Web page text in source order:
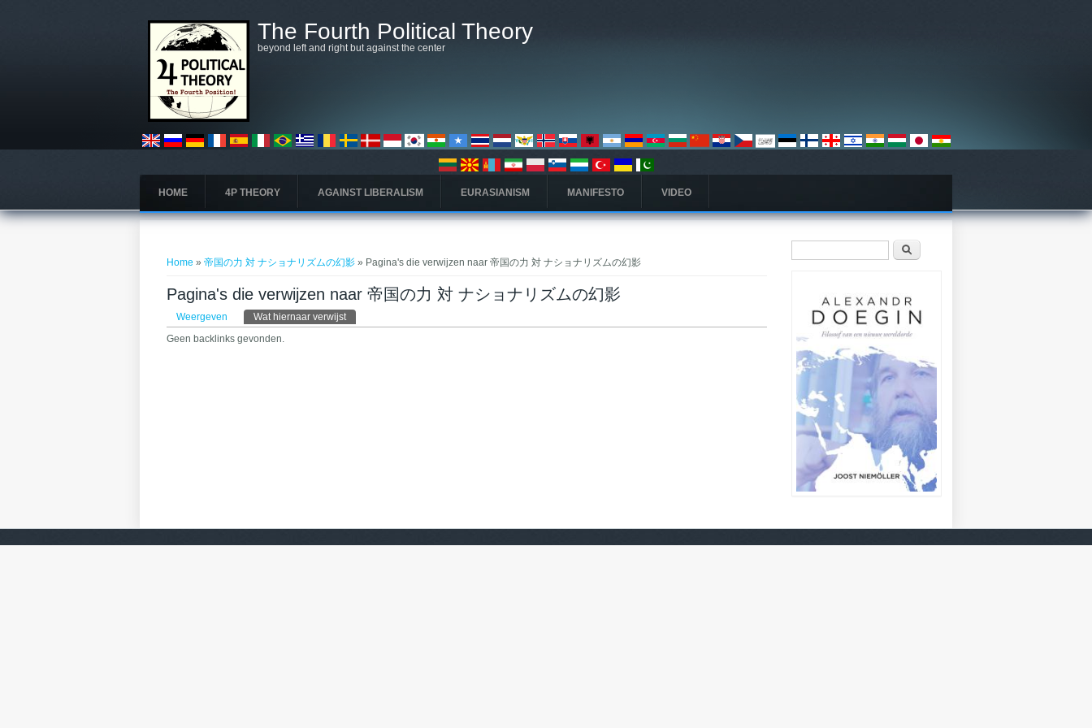
The Fourth Political Theory
beyond left and right but against the center
HOME 4P THEORY AGAINST LIBERALISM EURASIANISM MANIFESTO VIDEO
Home »帝国の力 対 ナショナリズムの幻影 » Pagina's die verwijzen naar 帝国の力 対 ナショナリズムの幻影
Pagina's die verwijzen naar 帝国の力 対 ナショナリズムの幻影
Primaire tabs
Weergeven Wat hiernaar verwijst(actieve tabblad)
Geen backlinks gevonden.